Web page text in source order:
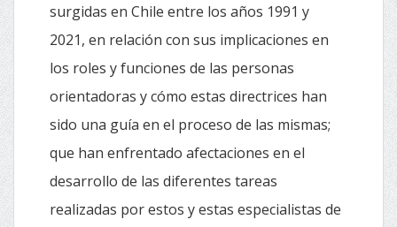
surgidas en Chile entre los años 1991 y
2021, en relación con sus implicaciones en
los roles y funciones de las personas
orientadoras y cómo estas directrices han
sido una guía en el proceso de las mismas;
que han enfrentado afectaciones en el
desarrollo de las diferentes tareas
realizadas por estos y estas especialistas de